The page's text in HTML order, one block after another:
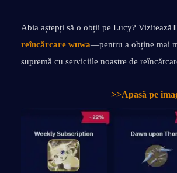
Abia aștepți să o obții pe Lucy? Vizitează
reîncărcare wuwa—pentru a obține mai
supremă cu serviciile noastre de
>>Apasă pe